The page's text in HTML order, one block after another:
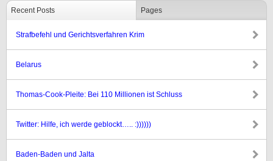
Recent Posts Pages
Strafbefehl und Gerichtsverfahren Krim
Belarus
Thomas-Cook-Pleite: Bei 110 Millionen ist Schluss
Twitter: Hilfe, ich werde geblockt….. :))))))
Baden-Baden und Jalta